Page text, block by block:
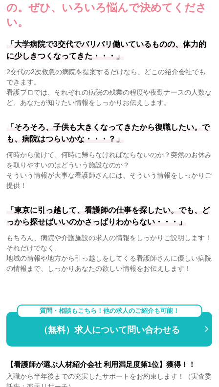
の。ぜひ、いろいろ悩んで決めてくださ
い。
「大学病院で3交代でバリバリ働いているものの、体力的
に少しきつくなってきた・・・」
2交代の2次救急の病院を提案するだけなら、どこの紹介会社でも
できます。
看護プロでは、それぞれの病院の残業の程度や夜勤ナースの人数な
ど、あなたが知りたい情報をしっかりお伝えします。
「そろそろ、子供も大きくなってきたから復職したい。で
も、病院はつらいかな・・・？」
何時から働けて、何時に帰らなければならないのか？突然のお休み
を取りやすいのはどういう施設なのか？
そういう情報が大事な看護師さんには、そういう情報をしっかりご
提供！
「東京に引っ越して、看護師の仕事を探したい。でも、ど
っから探せばいいのかさっぱりわからない・・・」
もちろん、病院や介護施設の求人の情報をしっかりご説明します！
それだけでなく、
地域の情報や地方から引っ越しをしてくる看護師さんに優しい病院
の情報まで、しっかりあなたの欲しい情報をお伝えします！
質問・相談もこちら！他の求人のご紹介も可能！
（無料）求人について問い合わせる
【看護師が選ぶ人材紹介会社 利用満足度第1位】獲得！！
入職から半年後までの充実したサポートをお約束します！（実査委